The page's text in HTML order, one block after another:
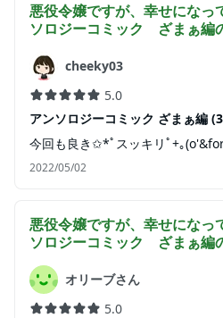
悪役令嬢ですが、幸せにな
ソロジーコミック ざまぁ編
cheeky03
5.0
アンソロジーコミック ざまぁ編
今回も良き✩*ﾟスッキリﾟ+｡
2022/05/02
悪役令嬢ですが、幸せにな
ソロジーコミック ざまぁ編
オリーブさん
5.0